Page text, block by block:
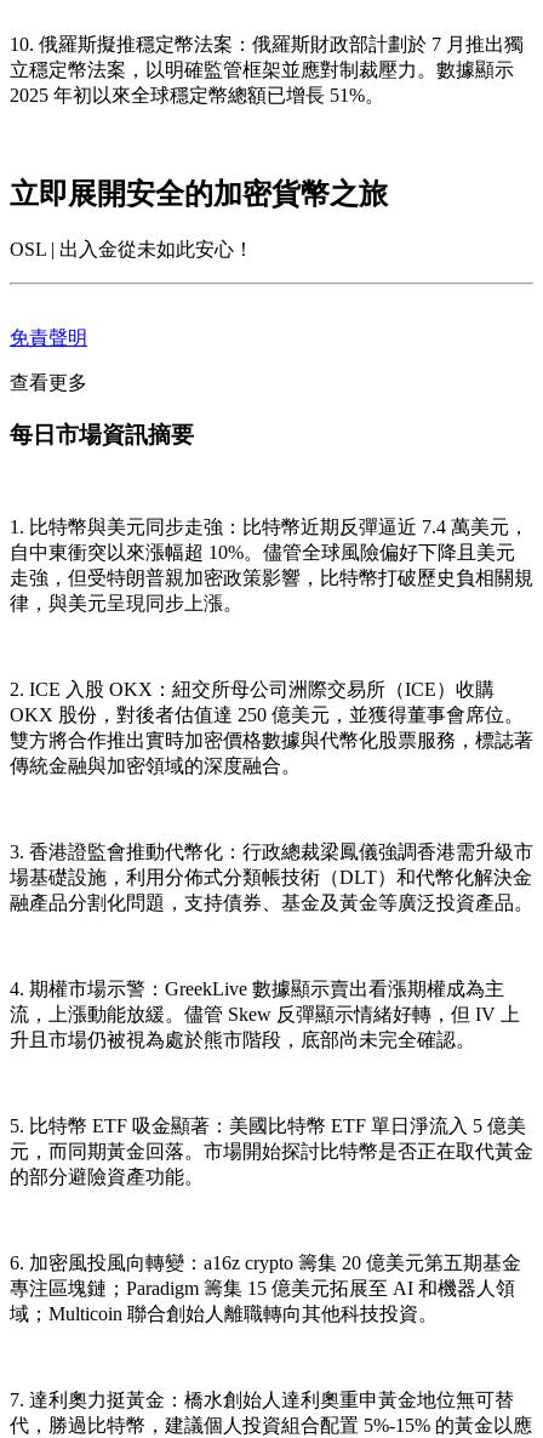
10. 俄羅斯擬推穩定幣法案 ：俄羅斯財政部計劃於 7 月推出獨
立穩定幣法案，以明確監管框架並應對制裁壓力。數據顯示
2025 年初以來全球穩定幣總額已增長 51%。
立即展開安全的加密貨幣之旅
OSL | 出入金從未如此安心！
免責聲明
查看更多
每日市場資訊摘要
1. 比特幣與美元同步走強 ：比特幣近期反彈逼近 7.4 萬美元，
自中東衝突以來漲幅超 10%。儘管全球風險偏好下降且美元
走強，但受特朗普親加密政策影響，比特幣打破歷史負相關規
律，與美元呈現同步上漲。
2. ICE 入股 OKX ：紐交所母公司洲際交易所（ICE）收購
OKX 股份，對後者估值達 250 億美元，並獲得董事會席位。
雙方將合作推出實時加密價格數據與代幣化股票服務，標誌著
傳統金融與加密領域的深度融合。
3. 香港證監會推動代幣化 ：行政總裁梁鳳儀強調香港需升級市
場基礎設施，利用分佈式分類帳技術（DLT）和代幣化解決金
融產品分割化問題，支持債券、基金及黃金等廣泛投資產品。
4. 期權市場示警 ：GreekLive 數據顯示賣出看漲期權成為主
流，上漲動能放緩。儘管 Skew 反彈顯示情緒好轉，但 IV 上
升且市場仍被視為處於熊市階段，底部尚未完全確認。
5. 比特幣 ETF 吸金顯著 ：美國比特幣 ETF 單日淨流入 5 億美
元，而同期黃金回落。市場開始探討比特幣是否正在取代黃金
的部分避險資產功能。
6. 加密風投風向轉變 ：a16z crypto 籌集 20 億美元第五期基金
專注區塊鏈；Paradigm 籌集 15 億美元拓展至 AI 和機器人領
域；Multicoin 聯合創始人離職轉向其他科技投資。
7. 達利奧力挺黃金 ：橋水創始人達利奧重申黃金地位無可替
代，勝過比特幣，建議個人投資組合配置 5%-15% 的黃金以應